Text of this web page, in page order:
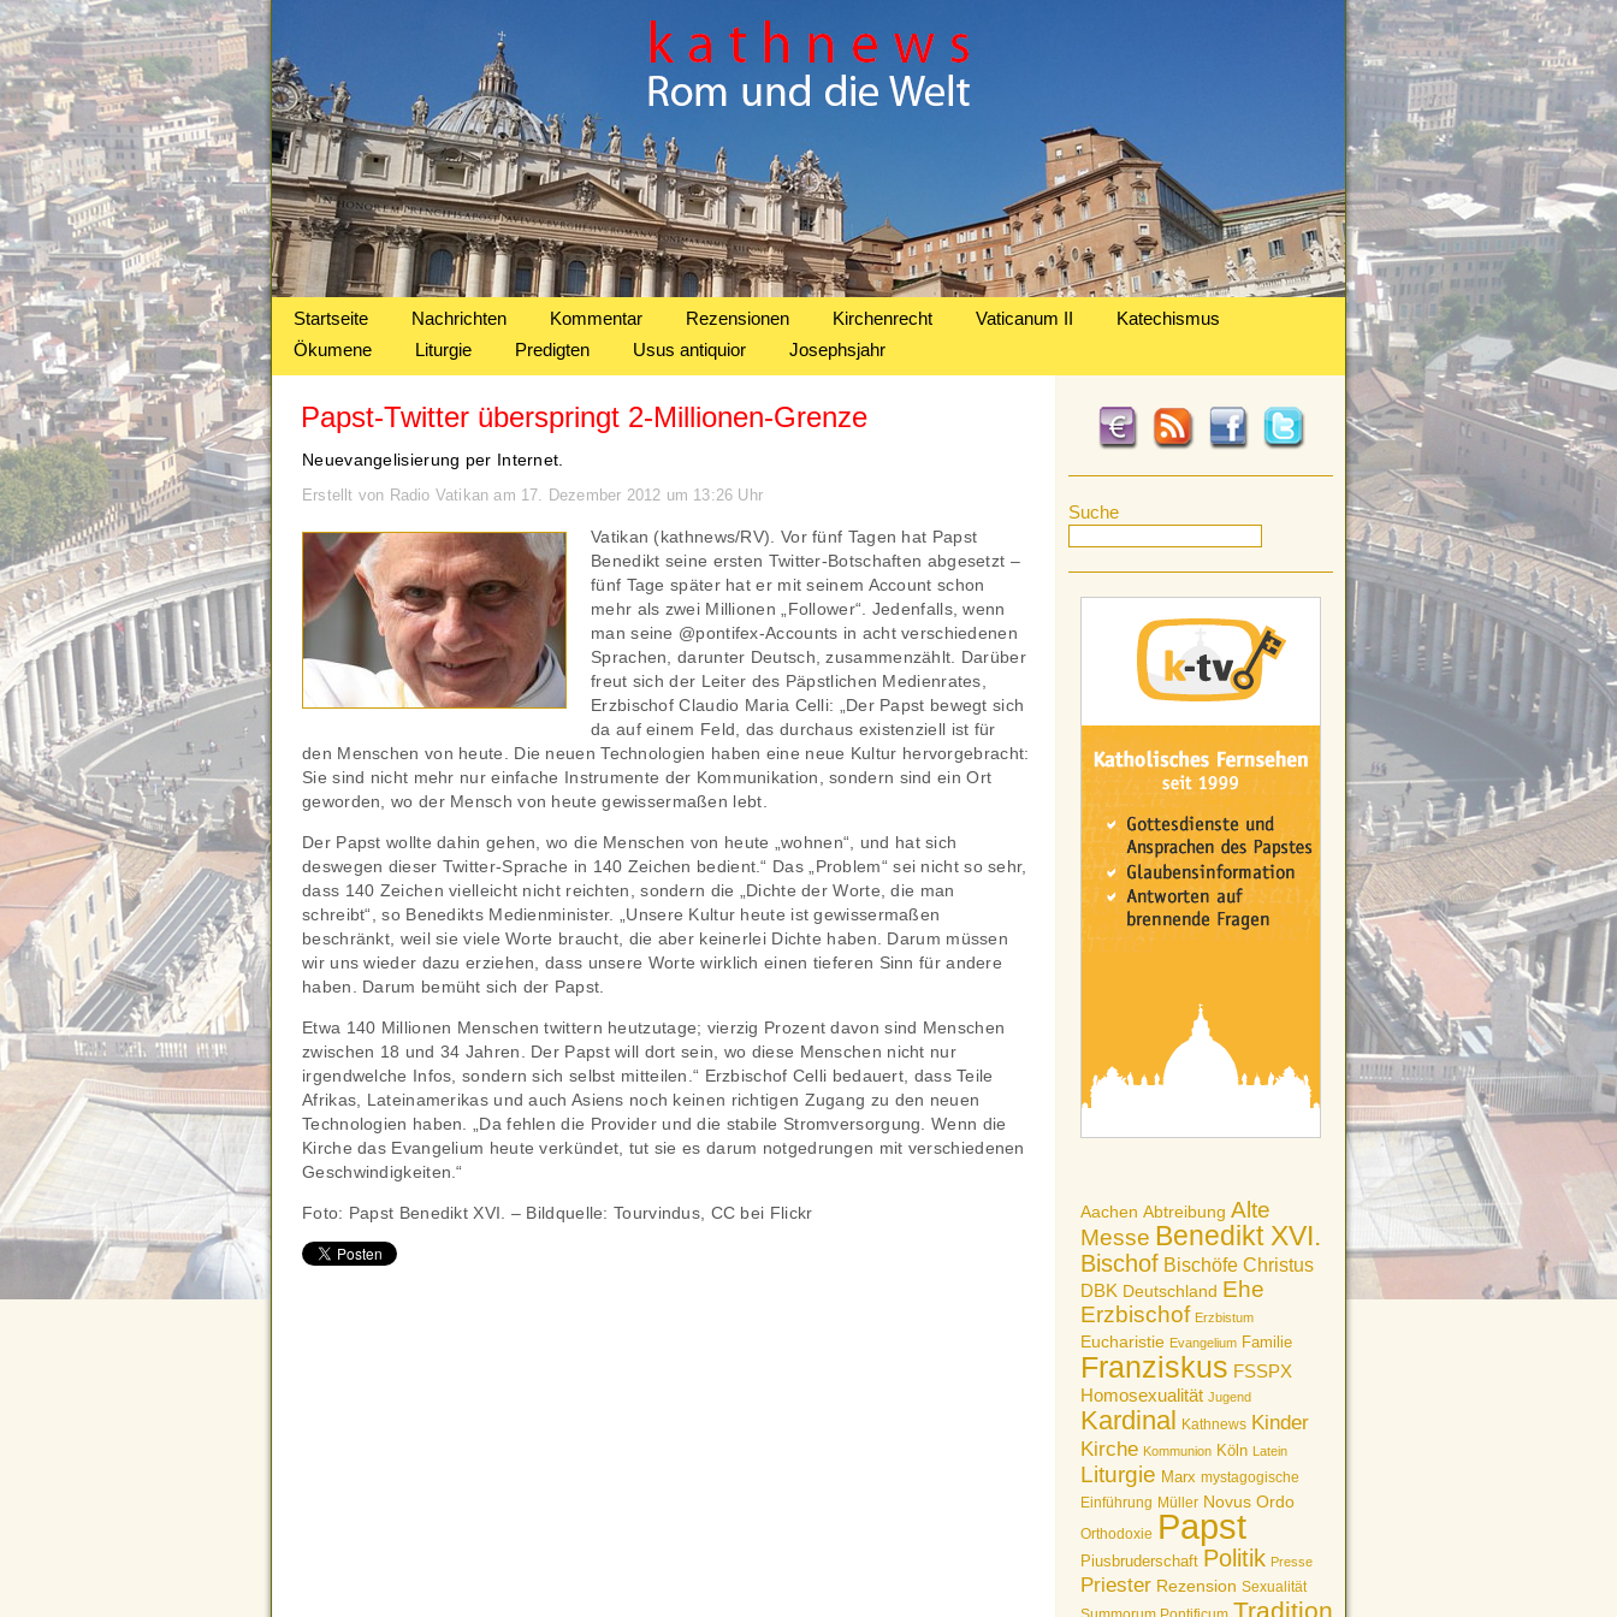
Startseite Nachrichten Kommentar Rezensionen Kirchenrecht Vaticanum II
Katechismus
Ökumene
Liturgie Predigten Usus antiquior Josephsjahr
Suche
Aachen Abtreibung Alte
Messe Benedikt XVI.
Bischof Bischöfe Christus
DBK Deutschland Ehe
Erzbischof Erzbistum
Eucharistie Evangelium Familie
Franziskus FSSPX
Homosexualität Jugend
Kardinal Kathnews Kinder
Kirche Kommunion Köln Latein
Liturgie Marx mystagogische
Einführung Müller Novus Ordo
Orthodoxie Papst
Piusbruderschaft Politik Presse
Priester Rezension Sexualität
Tradition
Papst-Twitter überspringt 2-Millionen-Grenze
Neuevangelisierung per Internet.
Erstellt von Radio Vatikan am 17. Dezember 2012 um 13:26 Uhr
Vatikan (kathnews/RV). Vor fünf Tagen hat Papst
Benedikt seine ersten Twitter-Botschaften abgesetzt –
fünf Tage später hat er mit seinem Account schon
mehr als zwei Millionen „Follower“. Jedenfalls, wenn
man seine @pontifex-Accounts in acht verschiedenen
Sprachen, darunter Deutsch, zusammenzählt. Darüber
freut sich der Leiter des Päpstlichen Medienrates,
Erzbischof Claudio Maria Celli: „Der Papst bewegt sich
da auf einem Feld, das durchaus existenziell ist für
den Menschen von heute. Die neuen Technologien haben eine neue Kultur hervorgebracht:
Sie sind nicht mehr nur einfache Instrumente der Kommunikation, sondern sind ein Ort
geworden, wo der Mensch von heute gewissermaßen lebt.
Der Papst wollte dahin gehen, wo die Menschen von heute „wohnen“, und hat sich
deswegen dieser Twitter-Sprache in 140 Zeichen bedient.“ Das „Problem“ sei nicht so sehr,
dass 140 Zeichen vielleicht nicht reichten, sondern die „Dichte der Worte, die man
schreibt“, so Benedikts Medienminister. „Unsere Kultur heute ist gewissermaßen
beschränkt, weil sie viele Worte braucht, die aber keinerlei Dichte haben. Darum müssen
wir uns wieder dazu erziehen, dass unsere Worte wirklich einen tieferen Sinn für andere
haben. Darum bemüht sich der Papst.
Etwa 140 Millionen Menschen twittern heutzutage; vierzig Prozent davon sind Menschen
zwischen 18 und 34 Jahren. Der Papst will dort sein, wo diese Menschen nicht nur
irgendwelche Infos, sondern sich selbst mitteilen.“ Erzbischof Celli bedauert, dass Teile
Afrikas, Lateinamerikas und auch Asiens noch keinen richtigen Zugang zu den neuen
Technologien haben. „Da fehlen die Provider und die stabile Stromversorgung. Wenn die
Kirche das Evangelium heute verkündet, tut sie es darum notgedrungen mit verschiedenen
Geschwindigkeiten.“
Foto: Papst Benedikt XVI. – Bildquelle: Tourvindus, CC bei Flickr